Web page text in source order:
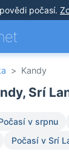
počasí.
> Kandy
Srí
v srpnu
Počasí v Srí